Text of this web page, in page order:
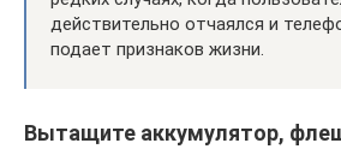
действительно отчаялся и
подает признаков жизни.
Вытащите аккумулятор,